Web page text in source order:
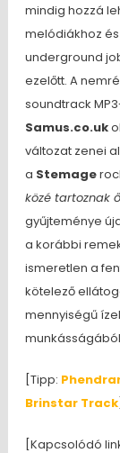
mindig hozzá
melódiákhoz
underground
ezelőtt. A
soundtrack
Samus.co.uk
változat zenei
a Stemage
közé tartoznak
gyűjteménye
a korábbi
ismeretlen a
kötelező
mennyiségű
[Tipp:
Brinstar Track]
[Kapcsolódó